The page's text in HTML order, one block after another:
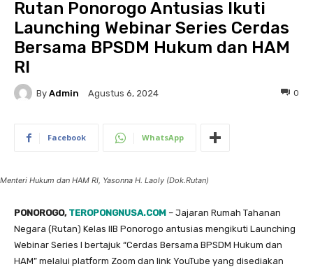
Rutan Ponorogo Antusias Ikuti
Launching Webinar Series Cerdas
Bersama BPSDM Hukum dan HAM
RI
By Admin Agustus 6, 2024 0
Facebook WhatsApp
Menteri Hukum dan HAM RI, Yasonna H. Laoly (Dok.Rutan)
PONOROGO, TEROPONGNUSA.COM – Jajaran Rumah Tahanan
Negara (Rutan) Kelas IIB Ponorogo antusias mengikuti Launching
Webinar Series I bertajuk “Cerdas Bersama BPSDM Hukum dan
HAM” melalui platform Zoom dan link YouTube yang disediakan